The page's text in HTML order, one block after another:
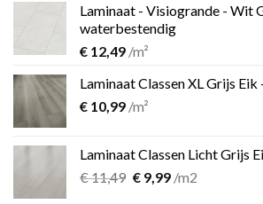
€ 11,49.€ 9,99.
Laminaat - Visiogrande - Wit
waterbestendig
€ 12,49 /m²
Laminaat Classen XL Grijs
€ 10,99 /m²
Laminaat Classen Licht Grijs
€11,49 Oorspronkelijke
€9,99Huidige
/m2